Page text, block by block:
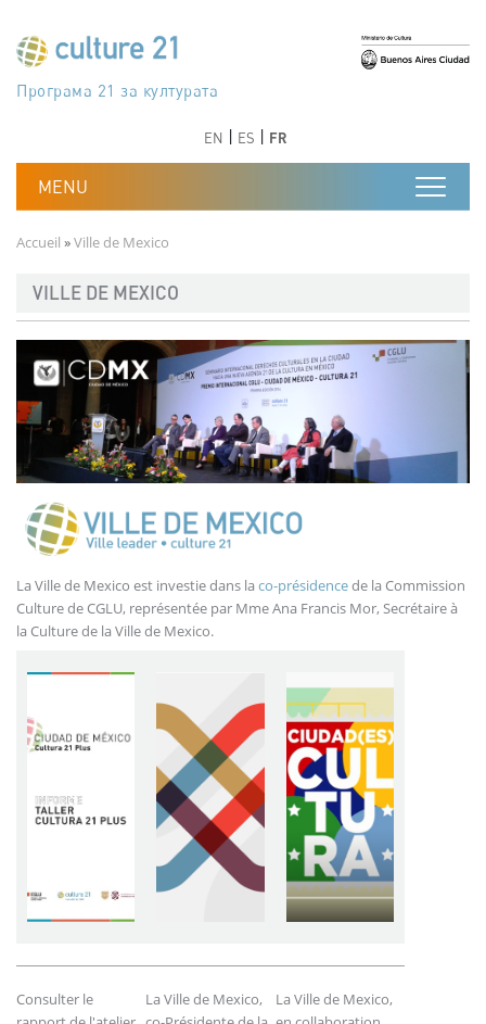
جدول أعمال القرن 21 للثقافة
Програма 21 за културата
Agenda 21 de la cultura
Agjenda 21 për kulturë
Agenda 21 van cultuur
Agenda 21 for culture
Kulturaren Agenda 21
Agenda 21 de la culture
Axenda 21 da cultura
Agenda 21 für Kultur
Agenda 21 della cultura
文化のためのアジェンダ21
دستورکار 21 برای فرهنگ
Agenda 21 dla kultury
Agenda 21 da cultura
Повестка дня 21 для культуры
Agenda 21 za kulturu
Agenda 21 de la cultura
Agenda 21 för kulturen
Kültür için Gündem 21
Порядок денний 21 для культури
EN ES FR
Fil d'Ariane
Accueil Ville de Mexico
VILLE DE MEXICO
La Ville de Mexico est investie dans la co-présidencede la Commission
Culture de CGLU, représentée par Mme Ana Francis Mor, Secrétaire à
la Culture de la Ville de Mexico.
Consulter le
La Ville de Mexico,
La Ville de Mexico,